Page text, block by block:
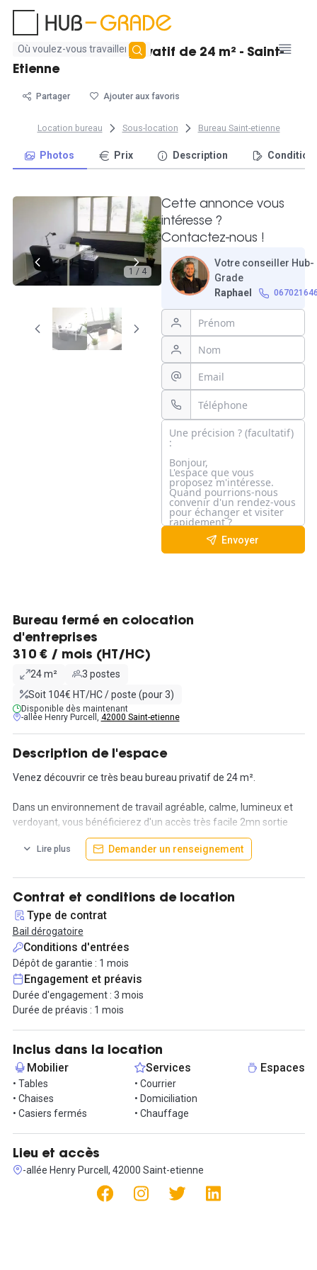
Aucun
résultat
Très beau bureau privatif de 24 m² - Saint-
Etienne
Partager Ajouter aux favoris
Location bureau Sous-location Bureau Saint-etienne
Photos Prix Description
1 / 4
Cette annonce vous
intéresse ?
Contactez-nous !
Votre conseiller Hub-
Grade
Raphael
Envoyer
Bureau fermé en colocation
d'entreprises
310 € / mois (HT/HC)
24 m²
3 postes
Soit 104€ HT/HC / poste (pour 3)
Disponible dès maintenant
-allée Henry Purcell, 42000 Saint-etienne
Description de l'espace
Venez découvrir ce très beau bureau privatif de 24 m².
Dans un environnement de travail agréable, calme, lumineux et
verdoyant, vous bénéficierez d'un accès très facile 2mn sortie
n°13 TECHNOPOLE MONTREYNAUD autoroute sur A72. Ces
bureaux se situent à coté de la pépinière d'entreprises et du
Petit plus : un parking privé et gratuit et mis à disposition pour
faciliter vos déplacements.
Proche transports en communs.
Accès très facile 2mn sortie n°13 TECHNOPOLE MONTREYNAUD
autoroute sur A72. A côté de la pépinière d'entreprises et du
Green Space.
Transports en communs.
Bureau fermé disponible à la location en bail 3/6/9, possibilité de
bail précaire.
Lire plus Demander un renseignement
Contrat et conditions de location
Type de contrat
Bail dérogatoire
Conditions d'entrées
Dépôt de garantie : 1 mois
Engagement et préavis
Durée d'engagement : 3 mois
Durée de préavis : 1 mois
Inclus dans la location
Mobilier
• Tables
• Chaises
• Casiers fermés
Services
• Courrier
• Domiciliation
• Chauffage
Espaces
Lieu et accès
-allée Henry Purcell, 42000 Saint-etienne